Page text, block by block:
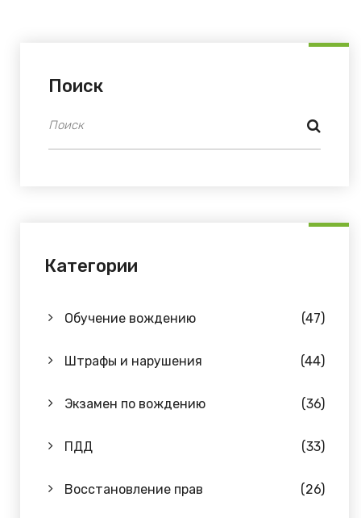
Поиск
Категории
Обучение вождению (47)
Штрафы и нарушения (44)
Экзамен по вождению (36)
ПДД (33)
Восстановление прав (26)